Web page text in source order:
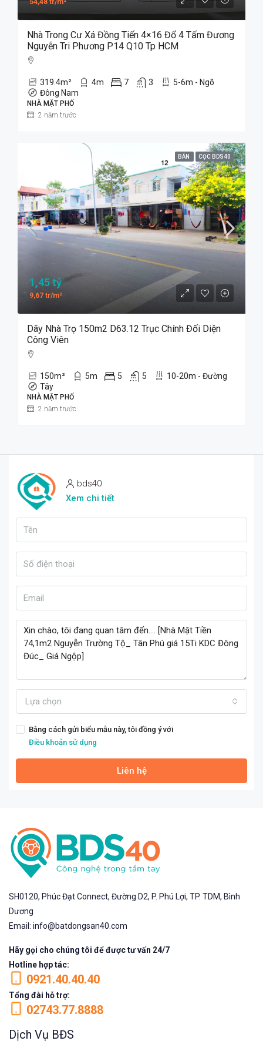
54,48 tr/m²
Nhà Trong Cư Xá Đồng Tiến 4×16 Đổ 4 Tấm Đương
Nguyễn Tri Phương P14 Q10 Tp HCM
319.4m² 4m 7 3
5-6m - Ngõ
Đông Nam
NHÀ MẶT PHỐ
2 năm trước
BÁN CỌC BDS40
1,45 tỷ
9,67 tr/m²
Dãy Nhà Trọ 150m2 D63.12 Trục Chính Đối Diện
Công Viên
150m² 5m 5 5
10-20m - Đường
Tây
NHÀ MẶT PHỐ
2 năm trước
bds40
Xem chi tiết
Lựa chọn
Bằng cách gửi biểu mẫu này, tôi đồng ý với
Điều khoản sử dụng
Liên hệ
SH0120, Phúc Đạt Connect, Đường D2, P. Phú Lợi, TP. TDM, Bình
Dương
Email: info@batdongsan40.com
Hãy gọi cho chúng tôi để được tư vấn 24/7
Hotline hợp tác:
0921.40.40.40
Tổng đài hỗ trợ:
02743.77.8888
Dịch Vụ BĐS